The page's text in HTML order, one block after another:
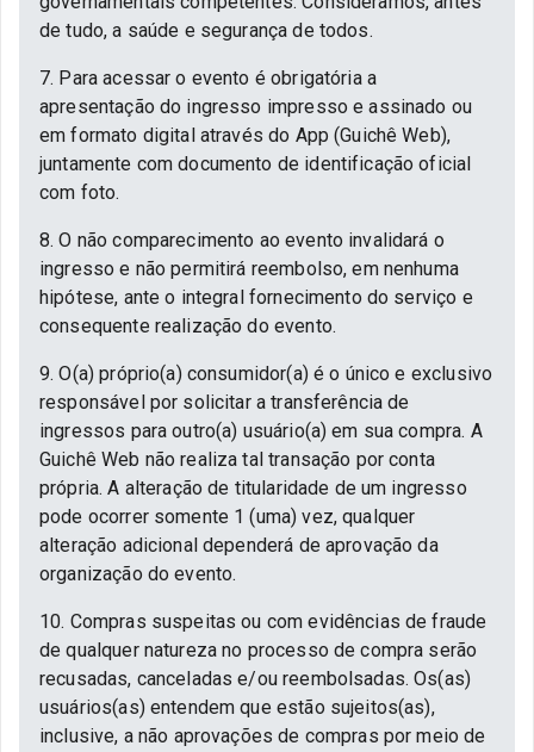
de tudo, a saúde e segurança de todos.
7. Para acessar o evento é obrigatória a
apresentação do ingresso impresso e assinado ou
em formato digital através do App (Guichê Web),
juntamente com documento de identificação oficial
com foto.
8. O não comparecimento ao evento invalidará o
ingresso e não permitirá reembolso, em nenhuma
hipótese, ante o integral fornecimento do serviço e
consequente realização do evento.
9. O(a) próprio(a) consumidor(a) é o único e exclusivo
responsável por solicitar a transferência de
ingressos para outro(a) usuário(a) em sua compra. A
Guichê Web não realiza tal transação por conta
própria. A alteração de titularidade de um ingresso
pode ocorrer somente 1 (uma) vez, qualquer
alteração adicional dependerá de aprovação da
organização do evento.
10. Compras suspeitas ou com evidências de fraude
de qualquer natureza no processo de compra serão
recusadas, canceladas e/ou reembolsadas. Os(as)
usuários(as) entendem que estão sujeitos(as),
inclusive, a não aprovações de compras por meio de